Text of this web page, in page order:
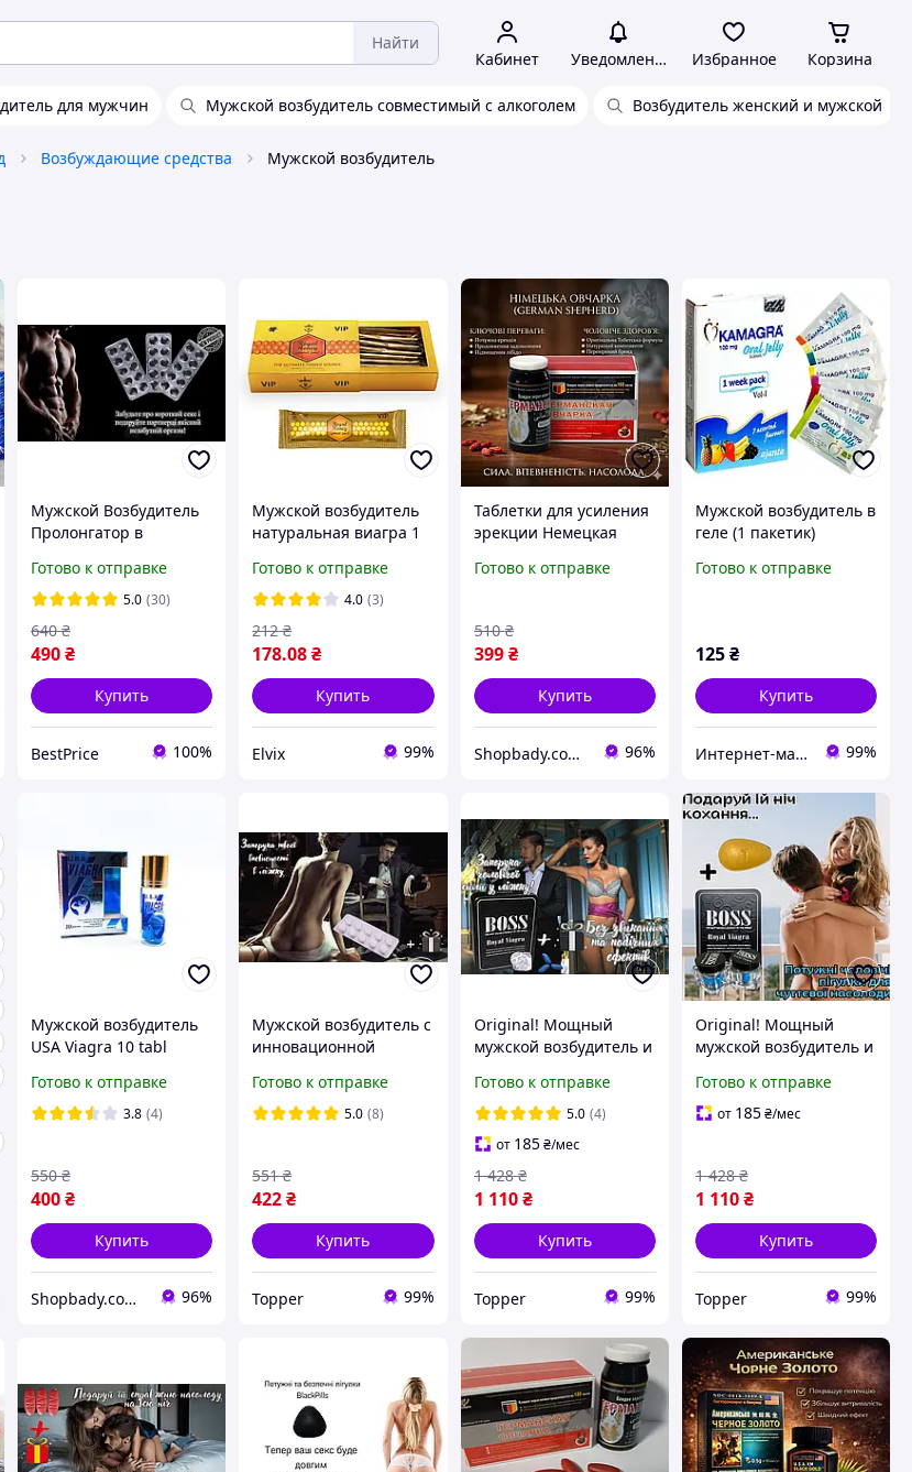
Найти
Кабинет Уведомления Избранное Корзина
для мужчин Мужской возбудитель совместимый с алкоголем Возбудитель женский и мужской
Возбуждающие средства Мужской возбудитель
Мужской Возбудитель
Пролонгатор в
Подарок! Мощный и
эффективный!
Действует
моментально!
Готово к отправке
5.0 (30)
490₴
640 ₴
Купить
BestPrice 100%
Мужской возбудитель
натуральная виагра 1
Ultimate Power Source
Готово к отправке
4.0 (3)
178.08₴
212 ₴
Купить
Elvix 99%
Таблетки для усиления
эрекции Немецкая
возбудитель для
либидо
Готово к отправке
399 ₴
510 ₴
Купить
Shopbady.com.ua 96%
Мужской возбудитель в
геле (1 пакетик)
Готово к отправке
125₴
Купить
Интернет-магазин "Импорт" 99%
Мужской возбудитель
USA Viagra 10 tabl
Готово к отправке
3.8 (4)
400₴
550 ₴
Купить
Shopbady.com.ua 96%
Мужской возбудитель с
инновационной
Готово к отправке
5.0 (8)
422₴
551 ₴
Купить
Topper 99%
Original! Мощный
мужской возбудитель и
высокого качества
Готово к отправке
5.0 (4)
от 185 ₴/мес
1 110 ₴
1 428 ₴
Купить
Topper 99%
Original! Мощный
мужской возбудитель и
высокого качества
Готово к отправке
от 185₴/мес
1 110₴
1 428 ₴
Купить
Topper 99%